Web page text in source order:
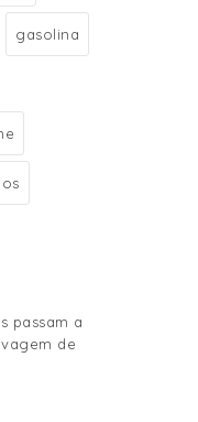
gasolina
passam a
de